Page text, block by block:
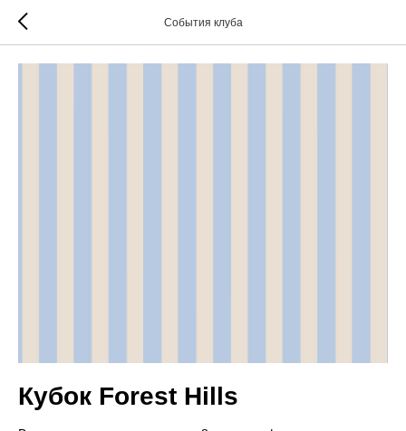
События клуба
Кубок Forest Hills